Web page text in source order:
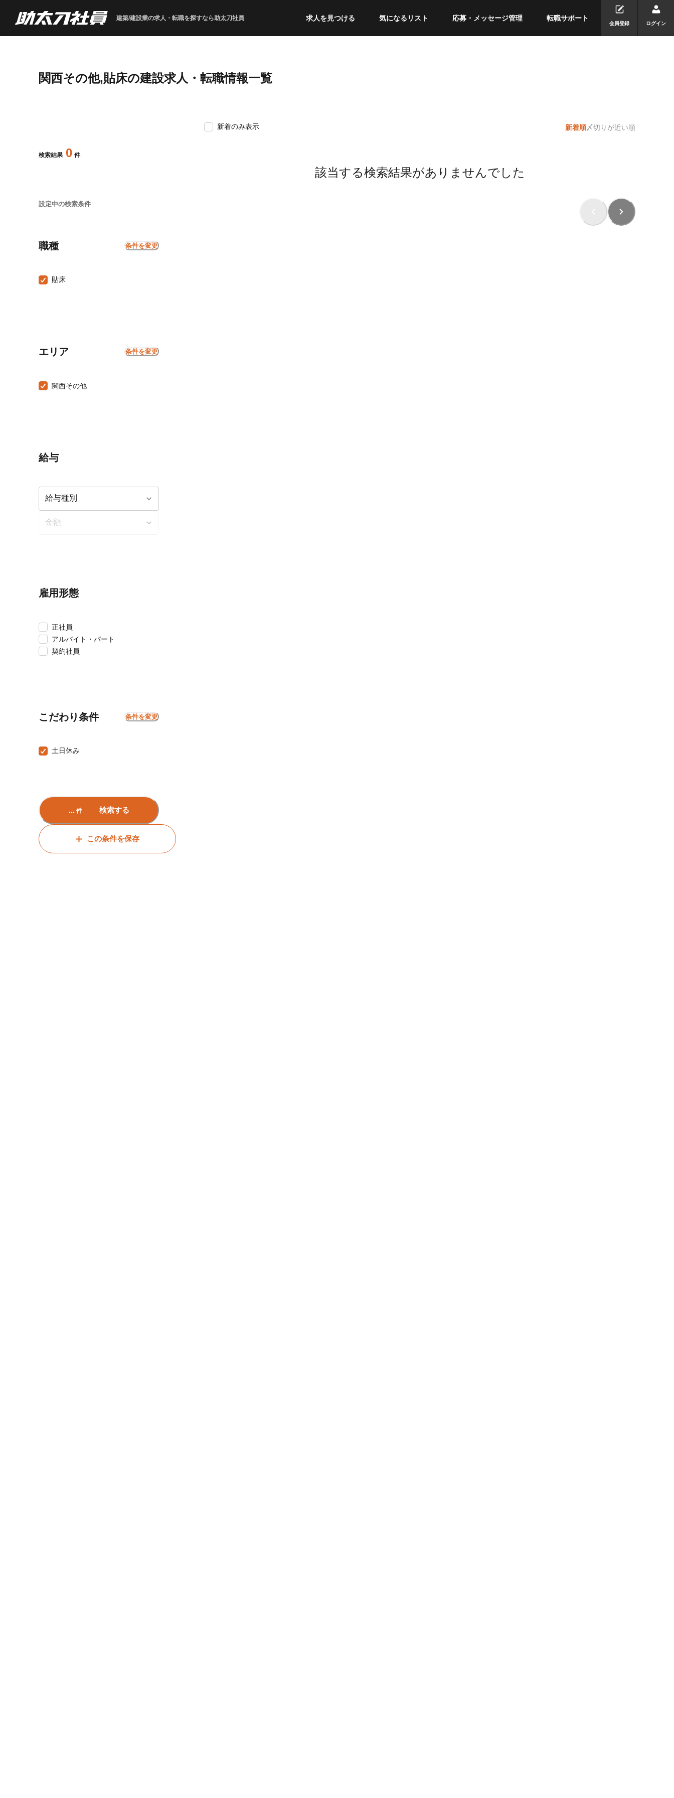
建築/建設業の求人・転職を探すなら助太刀社員 求人を見つける 気になるリスト 応募・メッセージ管理 転職サポート
会員登録 ログイン
関西その他,貼床の建設求人・転職情報一覧
検索結果 0 件
設定中の検索条件
職種 条件を変更
貼床
エリア 条件を変更
関西その他
給与
雇用形態
正社員
アルバイト・パート
契約社員
こだわり条件 条件を変更
土日休み
... 件 検索する
この条件を保存
新着のみ表示 新着順〆切りが近い順
該当する検索結果がありませんでした